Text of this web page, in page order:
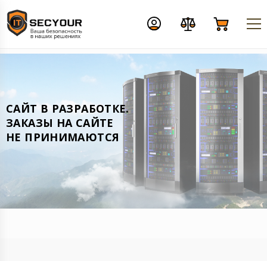
CАЙТ В РАЗРАБОТКЕ.
ЗАКАЗЫ НА САЙТЕ
НЕ ПРИНИМАЮТСЯ